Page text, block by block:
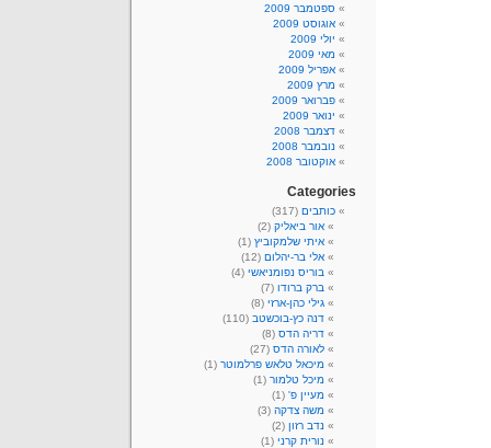
ספטמבר 2009
אוגוסט 2009
יולי 2009
מאי 2009
אפריל 2009
מרץ 2009
פברואר 2009
ינואר 2009
דצמבר 2008
נובמבר 2008
אוקטובר 2008
Categories
כותבים (317)
אור ביאליק (2)
איתי שלמקוביץ (1)
אלי בר-יהלום (12)
בוריס נפומניאשי (4)
ברק ברודו (7)
גילי כהן-ארזי (8)
דנה כץ-בוכשטב (110)
דריה הדס (8)
לאורה הדס (27)
מיכאל טלאש פרלמוטר (1)
מיכל טלמור (1)
מעיין פ' (1)
משה צדקה (3)
נדב רזון (2)
נורית קרני (1)